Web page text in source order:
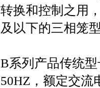
转换和控制之用
及以下的三相笼
B系列产品传统
50HZ，额定交流